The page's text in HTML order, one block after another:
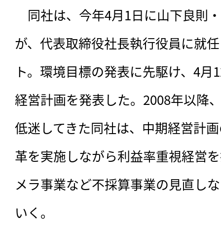
同社は、今年4月1日に山下良則
が、代表取締役社長執行役員に就
ト。環境目標の発表に先駆け、4月
経営計画を発表した。2008年以降
低迷してきた同社は、中期経営計
革を実施しながら利益率重視経営
メラ事業など不採算事業の見直し
いく。